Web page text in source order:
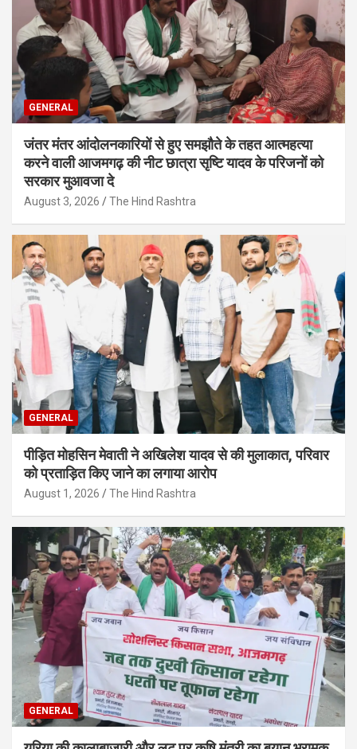
GENERAL
जंतर मंतर आंदोलनकारियों से हुए समझौते के तहत आत्महत्या
करने वाली आजमगढ़ की नीट छात्रा सृष्टि यादव के परिजनों को
सरकार मुआवजा दे
August 3, 2026 The Hind Rashtra
GENERAL
पीड़ित मोहसिन मेवाती ने अखिलेश यादव से की मुलाकात, परिवार
को प्रताड़ित किए जाने का लगाया आरोप
August 1, 2026 The Hind Rashtra
GENERAL